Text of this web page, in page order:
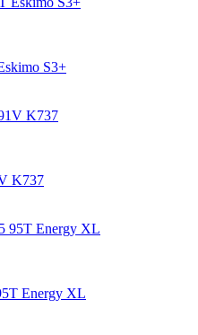
S3+
K737
Energy XL